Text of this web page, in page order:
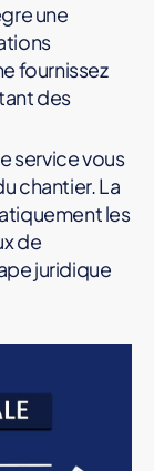
une
fournissez
des
service vous
chantier. La
les
de
juridique